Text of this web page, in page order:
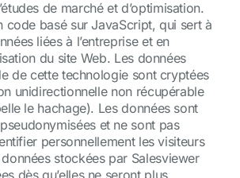
de marché et d’optimisation.
code basé sur JavaScript, qui sert à
liées à l’entreprise et en
du site Web. Les données
de cette technologie sont cryptées
unidirectionnelle non récupérable
le hachage). Les données sont
et ne sont pas
personnellement les visiteurs
stockées par Salesviewer
dès qu’elles ne seront plus